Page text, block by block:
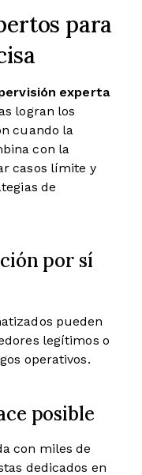
para
experta
logran los
cuando la
con la
casos límite y
de
por sí
pueden
legítimos o
operativos.
posible
con miles de
dedicados en